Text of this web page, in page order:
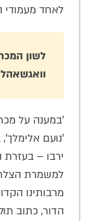
לאחד מעמודי
לשון
וואגשאהל
'במענה על
'נועם
ירבו –
למשמרת
מרבותינו
הדור, כתוב